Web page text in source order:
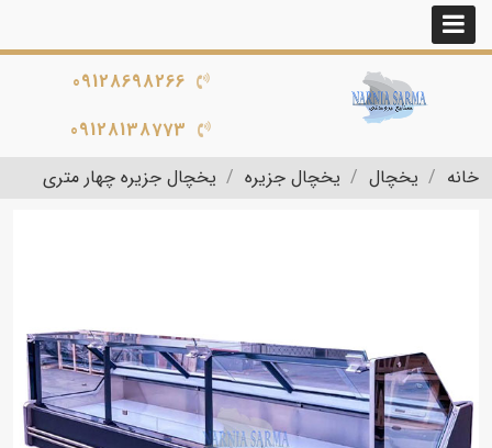
09128698266
09128138773
خانه
یخچال یخچال جزیره یخچال جزیره چهار متری